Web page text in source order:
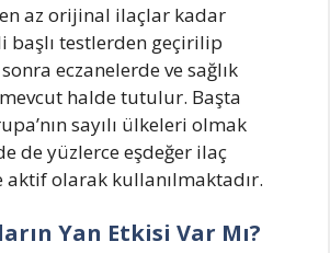
az orijinal ilaçlar kadar
başlı testlerden geçirilip
eczanelerde ve sağlık
halde tutulur. Başta
sayılı ülkeleri olmak
de yüzlerce eşdeğer ilaç
olarak kullanılmaktadır.
Yan Etkisi Var Mı?